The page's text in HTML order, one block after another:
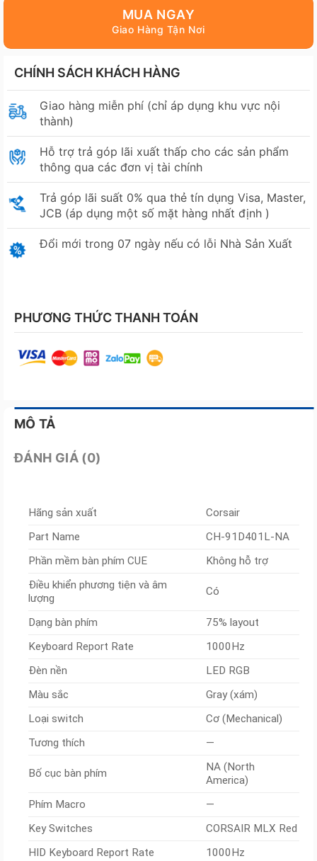
MUA NGAY
CHÍNH SÁCH KHÁCH HÀNG
Giao hàng miễn phí (chỉ áp dụng khu vực nội
thành)
Hỗ trợ trả góp lãi xuất thấp cho các sản phẩm
thông qua các đơn vị tài chính
Trả góp lãi suất 0% qua thẻ tín dụng Visa, Master,
JCB (áp dụng một số mặt hàng nhất định )
Đổi mới trong 07 ngày nếu có lỗi Nhà Sản Xuất
PHƯƠNG THỨC THANH TOÁN
MÔ TẢ
ĐÁNH GIÁ (0)
Hãng sản xuất
Corsair
Part Name
CH-91D401L-NA
Phần mềm bàn phím CUE
Không hỗ trợ
Điều khiển phương tiện và âm
lượng
Có
Dạng bàn phím
75% layout
Keyboard Report Rate
1000Hz
Đèn nền
LED RGB
Màu sắc
Gray (xám)
Loại switch
Cơ (Mechanical)
Tương thích
—
Bố cục bàn phím
NA (North
America)
Phím Macro
—
Key Switches
CORSAIR MLX Red
HID Keyboard Report Rate
1000Hz